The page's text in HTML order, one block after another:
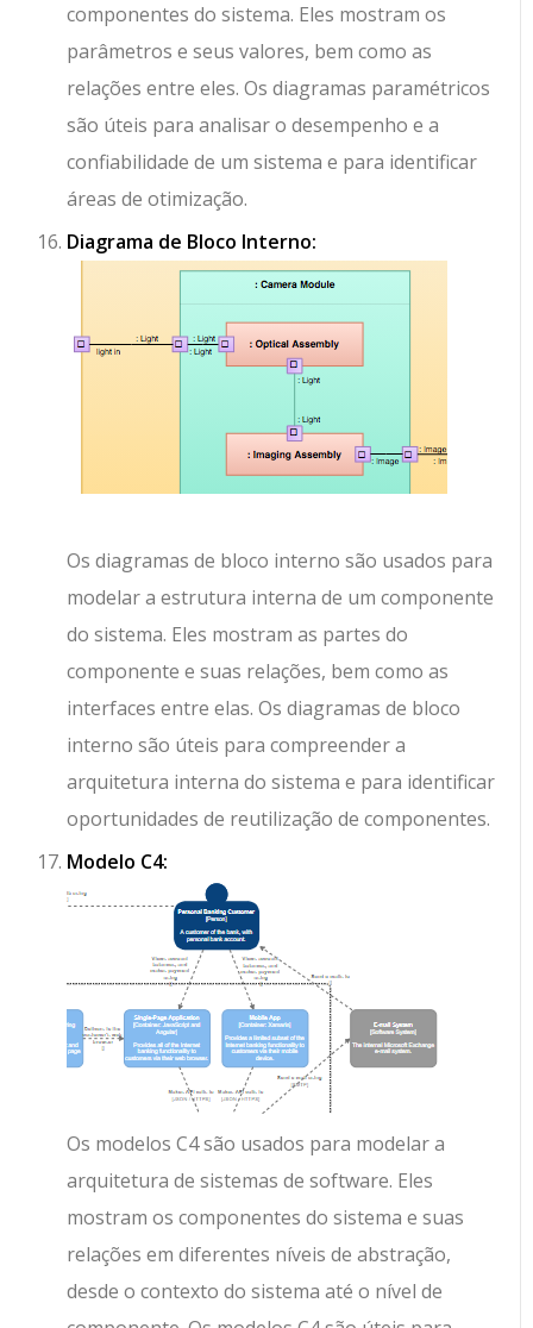
componentes do sistema. Eles mostram os
parâmetros e seus valores, bem como as
relações entre eles. Os diagramas paramétricos
são úteis para analisar o desempenho e a
confiabilidade de um sistema e para identificar
áreas de otimização.
Diagrama de Bloco Interno:
Os diagramas de bloco interno são usados para
modelar a estrutura interna de um componente
do sistema. Eles mostram as partes do
componente e suas relações, bem como as
interfaces entre elas. Os diagramas de bloco
interno são úteis para compreender a
arquitetura interna do sistema e para identificar
oportunidades de reutilização de componentes.
Modelo C4:
Os modelos C4 são usados para modelar a
arquitetura de sistemas de software. Eles
mostram os componentes do sistema e suas
relações em diferentes níveis de abstração,
desde o contexto do sistema até o nível de